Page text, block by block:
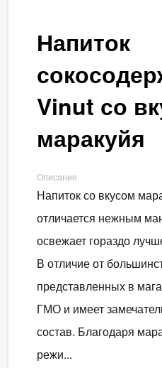
Напиток
Vinut со
маракуйя
Описание
Напиток со вкусом
отличается нежным
освежает гораздо
В отличие от
представленных в
ГМО и имеет
состав. Благодаря
режи...